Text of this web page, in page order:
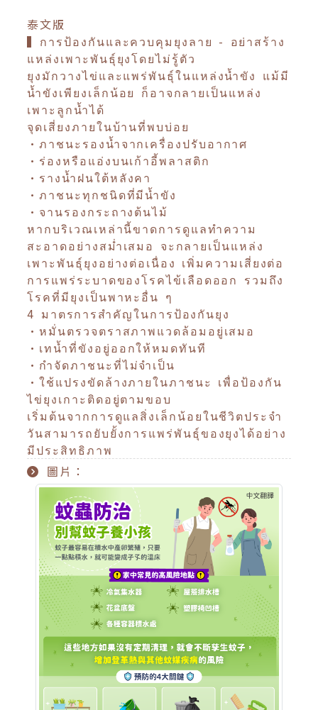
泰文版
▍การป้องกันและควบคุมยุงลาย - อย่าสร้าง
แหล่งเพาะพันธุ์ยุงโดยไม่รู้ตัว
ยุงมักวางไข่และแพร่พันธุ์ในแหล่งน้ำขัง แม้มี
น้ำขังเพียงเล็กน้อย ก็อาจกลายเป็นแหล่ง
เพาะลูกน้ำได้
จุดเสี่ยงภายในบ้านที่พบบ่อย
•ภาชนะรองน้ำจากเครื่องปรับอากาศ
•ร่องหรือแอ่งบนเก้าอี้พลาสติก
•รางน้ำฝนใต้หลังคา
•ภาชนะทุกชนิดที่มีน้ำขัง
•จานรองกระถางต้นไม้
หากบริเวณเหล่านี้ขาดการดูแลทำความ
สะอาดอย่างสม่ำเสมอ จะกลายเป็นแหล่ง
เพาะพันธุ์ยุงอย่างต่อเนื่อง เพิ่มความเสี่ยงต่อ
การแพร่ระบาดของโรคไข้เลือดออก รวมถึง
โรคที่มียุงเป็นพาหะอื่น ๆ
4 มาตรการสำคัญในการป้องกันยุง
•หมั่นตรวจตราสภาพแวดล้อมอยู่เสมอ
•เทน้ำที่ขังอยู่ออกให้หมดทันที
•กำจัดภาชนะที่ไม่จำเป็น
•ใช้แปรงขัดล้างภายในภาชนะ เพื่อป้องกัน
ไข่ยุงเกาะติดอยู่ตามขอบ
เริ่มต้นจากการดูแลสิ่งเล็กน้อยในชีวิตประจำ
วันสามารถยับยั้งการแพร่พันธุ์ของยุงได้อย่าง
มีประสิทธิภาพ
圖片：